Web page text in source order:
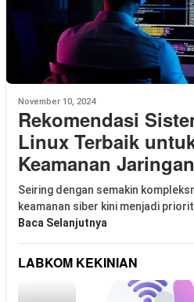
November 10, 2024
Rekomendasi
Linux Terbaik
Keamanan
Seiring dengan semakin
keamanan siber kini menjadi
Baca Selanjutnya
LABKOM KEKINIAN